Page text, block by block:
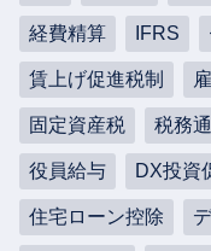
経費精算 IFRS
賃上げ促進税制
固定資産税 税務
役員給与 DX投資
住宅ローン控除